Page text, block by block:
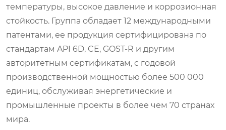
температуры, высокое давление и коррозионная
стойкость. Группа обладает 12 международными
патентами, ее продукция сертифицирована по
стандартам API 6D, CE, GOST-R и другим
авторитетным сертификатам, с годовой
производственной мощностью более 500 000
единиц, обслуживая энергетические и
промышленные проекты в более чем 70 странах
мира.